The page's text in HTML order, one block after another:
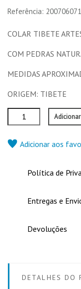
Referência:
COLAR TIBETE
COM PEDRAS
MEDIDAS
ORIGEM: TIBETE
Adicionar aos
Política de
Entregas e
Devoluções
DETALHES DO